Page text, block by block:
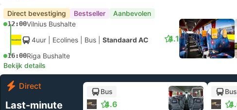
Direct bevestiging Bestseller Aanbevolen
12:00Vilnius Bushalte
4uur | Ecolines Bus Standaard AC
16:00Riga Bushalte
4.1
Bekijk details
Direct
Last-minute
Bus
4.6
+1 Bus